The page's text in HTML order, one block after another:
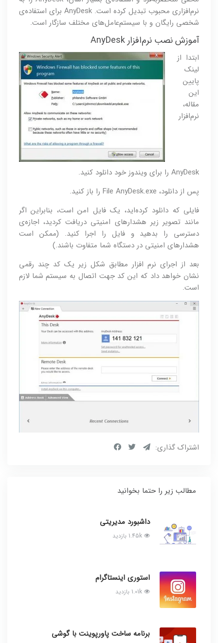
نرم‌افزاری محبوب تبدیل کرده است. AnyDesk برای استفاده‌ی
شخصی رایگان و با سیستم‌عامل‌های مختلف سازگار است.
آموزش نصب نرم‌افزار AnyDesk
ابتدا از
لینک
پایین
این
مقاله،
نرم‌افزار
AnyDesk را برای ویندوز خود دانلود کنید.
پس از دانلود، File AnyDesk.exe را باز کنید.
فایلی که دانلود کرده‌اید، یک فایل امن است، بنابراین اگر
مانند تصویر زیر هشدارهای امنیتی دریافت کردید، اجازه‌ی
دسترسی را بدهید و فایل را اجرا کنید. (ممکن است
هشدارهای امنیتی در دستگاه شما متفاوت باشند.)
بعد از اجرای نرم افزار مطابق شکل زیر یک کد چند رقمی
نشان خواهد داد که این کد جهت اتصال به سیستم شما لازم
است.
اشتراک گذاری:
مطالب زیر را حتما بخوانید
داشبورد مدیریتی
استوری اینستاگرام
برنامه ساخت پاورپوینت با گوشی